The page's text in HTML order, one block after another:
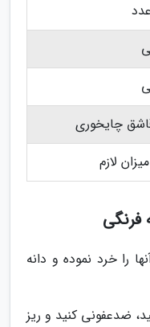
لازم
را خرد نموده و دانه
ضدعفونی کنید و ریز